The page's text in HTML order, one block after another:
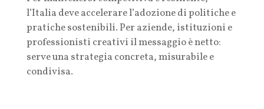
l’Italia deve accelerare l’adozione di politiche e
pratiche sostenibili. Per aziende, istituzioni e
professionisti creativi il messaggio è netto:
serve una strategia concreta, misurabile e
condivisa.